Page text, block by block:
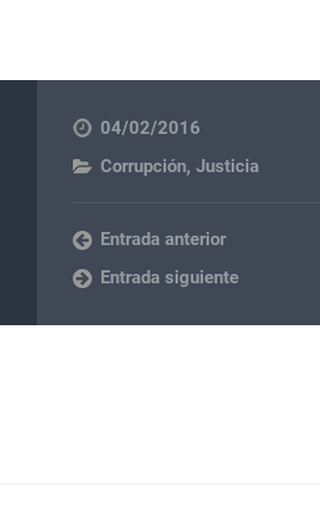
04/02/2016
Corrupción,Justicia
Entrada anterior
Entrada siguiente